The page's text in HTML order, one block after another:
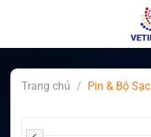
Trang chủ / Pin & Bộ Sạc